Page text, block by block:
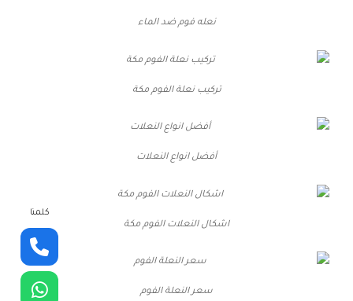
نعله فوم ضد الماء
تركيب نعلة الفوم مكة
أفضل انواع النعلات
اشكال النعلات الفوم مكة
سعر النعلة الفوم
كلمنا